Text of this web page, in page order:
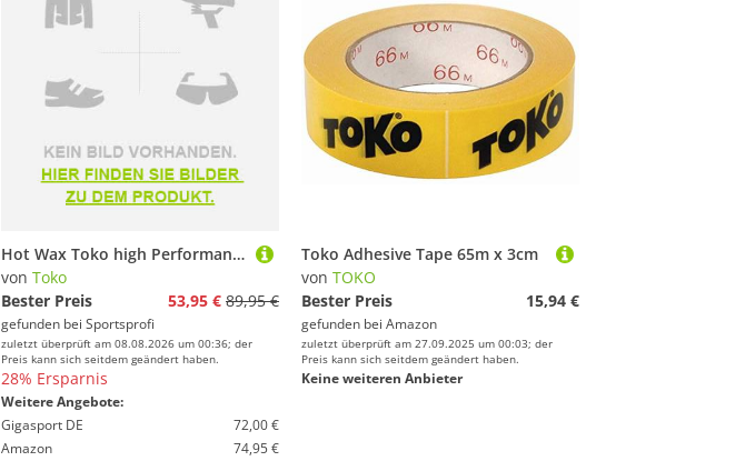
Hot Wax Toko high Performance warm 120g
von Toko
Bester Preis
53,95 € 89,95 €
gefunden bei Sportsprofi
zuletzt überprüft am 08.08.2026 um 00:36; der
Preis kann sich seitdem geändert haben.
28% Ersparnis
Weitere Angebote:
Gigasport DE
72,00 €
Amazon
74,95 €
Toko Adhesive Tape 65m x 3cm
von TOKO
Bester Preis
15,94 €
gefunden bei Amazon
zuletzt überprüft am 27.09.2025 um 00:03; der
Preis kann sich seitdem geändert haben.
Keine weiteren Anbieter